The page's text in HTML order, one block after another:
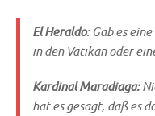
El Heral­do: Gab es
in den Vati­kan oder
Kar­di­nal Mara­dia­ga:
hat es gesagt, daß es